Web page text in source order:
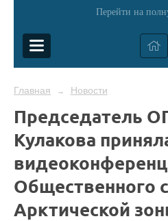
Перейти на
Главная → Новости
Председатель
Кулакова
Общественного
Арктической